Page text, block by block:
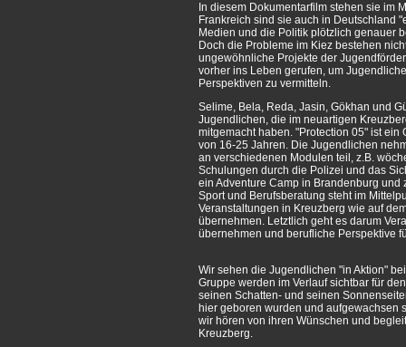
In diesem Dokumentarfilm stehen sie im
Frankreich sind sie auch in Deutschland
Medien und die Politik plötzlich genauer
Doch die Probleme im Kiez bestehen
ungewöhnliche Projekte der
vorher ins Leben gerufen, um
Perspektiven zu vermitteln.
Selime, Bela, Reda, Jasin, Gökhan und
Jugendlichen, die im neuartigen
mitgemacht haben. "Protection 05" ist
von 16-25 Jahren. Die Jugendlichen
an verschiedenen Modulen teil, z.B.
Schulungen durch die Polizei und das
ein Adventure Camp in Brandenburg
Sport und Berufsberatung steht im
Veranstaltungen in Kreuzberg wie auf
übernehmen. Letztlich geht es darum
übernehmen und berufliche Perspektive
Wir sehen die Jugendlichen "in Aktion"
Gruppe werden im Verlauf sichtbar für
seinen Schatten- und seinen
hier geboren wurden und aufgewachsen
wir hören von ihren Wünschen und
Kreuzberg.